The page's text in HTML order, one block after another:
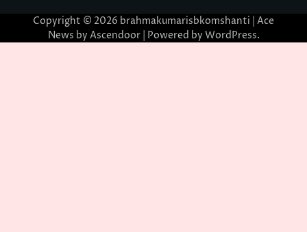
Copyright © 2026 brahmakumarisbkomshanti | Ace
News by Ascendoor| Powered by WordPress.